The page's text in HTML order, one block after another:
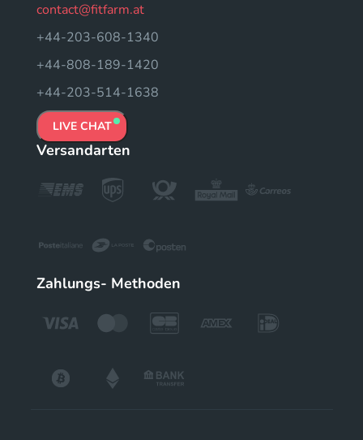
contact@fitfarm.at
+44-203-608-1340
+44-808-189-1420
+44-203-514-1638
LIVE CHAT
Versandarten
Zahlungs- Methoden